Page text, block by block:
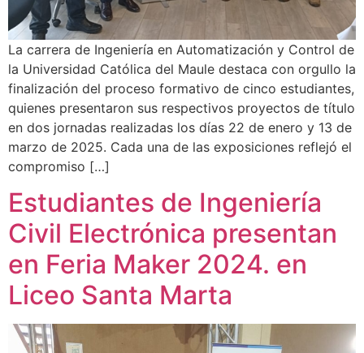
La carrera de Ingeniería en Automatización y Control de
la Universidad Católica del Maule destaca con orgullo la
finalización del proceso formativo de cinco estudiantes,
quienes presentaron sus respectivos proyectos de título
en dos jornadas realizadas los días 22 de enero y 13 de
marzo de 2025. Cada una de las exposiciones reflejó el
compromiso […]
Estudiantes de Ingeniería
Civil Electrónica presentan
en Feria Maker 2024. en
Liceo Santa Marta